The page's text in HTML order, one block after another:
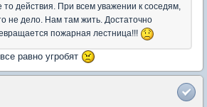
то действия. При всем уважении к соседям,
не дело. Нам там жить. Достаточно
пожарная лестница!!!
равно угробят